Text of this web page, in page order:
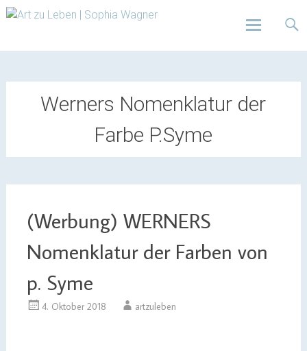
Art zu Leben | Sophia
Werners Nomenklatur der
Farbe P.Syme
(Werbung) WERNERS
Nomenklatur der Farben von
p. Syme
4. Oktober 2018 artzuleben